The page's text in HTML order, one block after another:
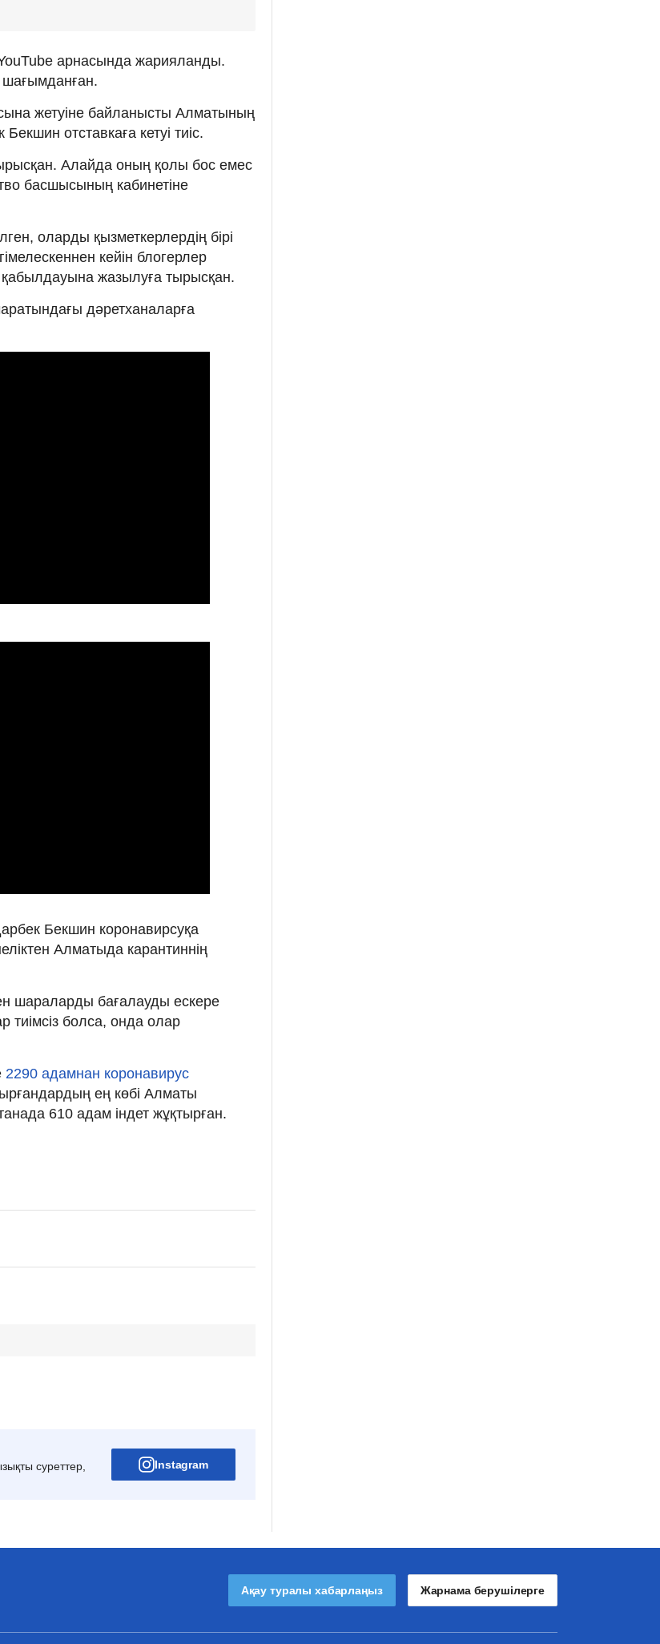
арнасында жарияланды.
шағымданған.
жетуіне байланысты Алматының
отставкаға кетуі тиіс.
Алайда оның қолы бос емес
басшысының кабинетіне
оларды қызметкерлердің бірі
кейін блогерлер
қабылдауына жазылуға тырысқан.
дәретханаларға
Бекшин коронавирсуқа
Алматыда карантиннің
шараларды бағалауды ескере
болса, онда олар
2290 адамнан коронавирус
ең көбі Алматы
610 адам індет жұқтырған.
суреттер,
Instagram
Ақау туралы хабарлаңыз Жарнама берушілерге